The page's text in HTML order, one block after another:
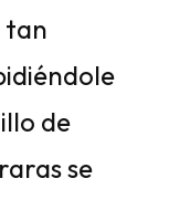
tan
de
se